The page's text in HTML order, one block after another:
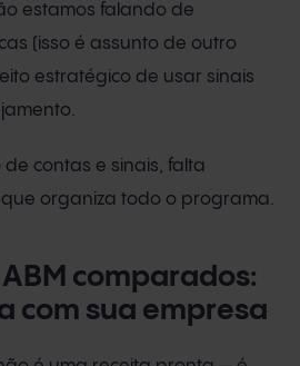
estamos falando de
(isso é assunto de outro
estratégico de usar sinais
contas e sinais, falta
organiza todo o programa.
comparados:
com sua empresa